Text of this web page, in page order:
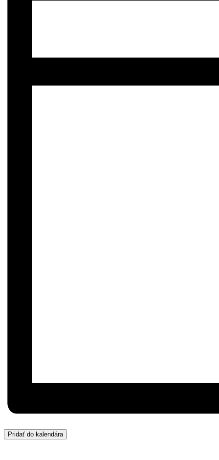
Pridať do kalendára